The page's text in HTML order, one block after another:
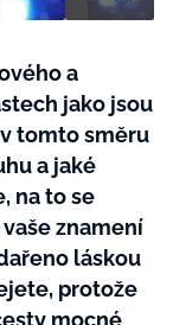
a
jako jsou
tomto směru
a jaké
na to se
znamení
láskou
protože
mocné